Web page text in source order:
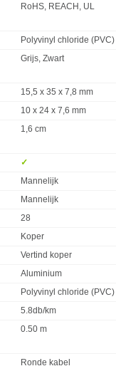
RoHS, REACH, UL
Polyvinyl chloride (PVC)
Grijs, Zwart
15,5 x 35 x 7,8 mm
10 x 24 x 7,6 mm
1,6 cm
✓︎
Mannelijk
Mannelijk
28
Koper
Vertind koper
Aluminium
Polyvinyl chloride (PVC)
5.8db/km
0.50 m
Ronde kabel